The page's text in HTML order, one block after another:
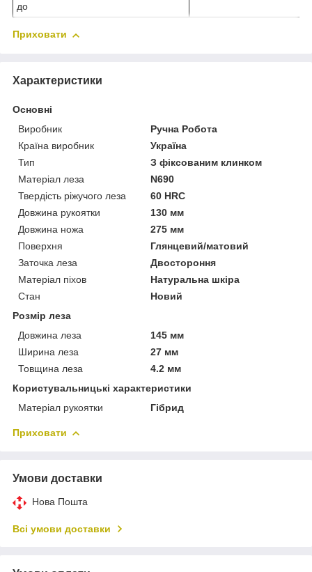
до
Приховати
Характеристики
Основні
Виробник
Ручна Робота
Країна виробник
Україна
Тип
З фіксованим клинком
Матеріал леза
N690
Твердість ріжучого леза
60 HRC
Довжина рукоятки
130 мм
Довжина ножа
275 мм
Поверхня
Глянцевий/матовий
Заточка леза
Двостороння
Матеріал піхов
Натуральна шкіра
Стан
Новий
Розмір леза
Довжина леза
145 мм
Ширина леза
27 мм
Товщина леза
4.2 мм
Користувальницькі характеристики
Матеріал рукоятки
Гібрид
Приховати
Умови доставки
Нова Пошта
Всі умови доставки